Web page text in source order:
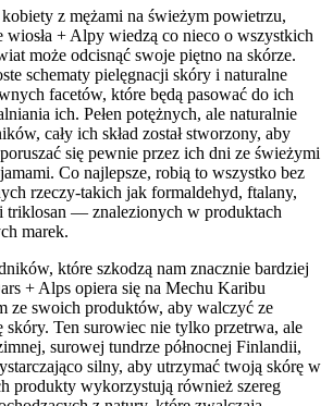
z mężami na świeżym powietrzu,
wiosła + Alpy wiedzą co nieco o wszystkich
może odcisnąć swoje piętno na skórze.
schematy pielęgnacji skóry i naturalne
facetów, które będą pasować do ich
ich. Pełen potężnych, ale naturalnie
cały ich skład został stworzony, aby
się pewnie przez ich dni ze świeżymi
Co najlepsze, robią to wszystko bez
rzeczy-takich jak formaldehyd, ftalany,
triklosan — znalezionych w produktach
marek.
które szkodzą nam znacznie bardziej
+ Alps opiera się na Mechu Karibu
ze swoich produktów, aby walczyć ze
skóry. Ten surowiec nie tylko przetrwa, ale
surowej tundrze północnej Finlandii,
silny, aby utrzymać twoją skórę w
produkty wykorzystują również szereg